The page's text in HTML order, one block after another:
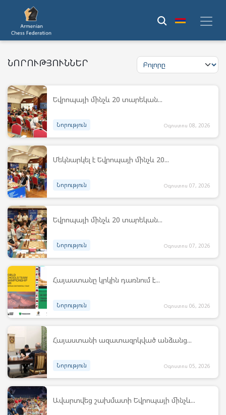
ՆՈՐՈՒԹՅՈՒՆՆԵՐ
Եվրոպայի մինչև 20 տարեկան...
Նորություն Օգոստոս 08, 2026
Մեկնարկել է Եվրոպայի մինչև 20...
Նորություն Օգոստոս 07, 2026
Եվրոպայի մինչև 20 տարեկան...
Նորություն Օգոստոս 07, 2026
Հայաստանը կրկին դառնում է...
Նորություն Օգոստոս 06, 2026
Հայաստանի ազատազրկված անձանց...
Նորություն Օգոստոս 05, 2026
Ավարտվեց շախմատի Եվրոպայի մինչև...